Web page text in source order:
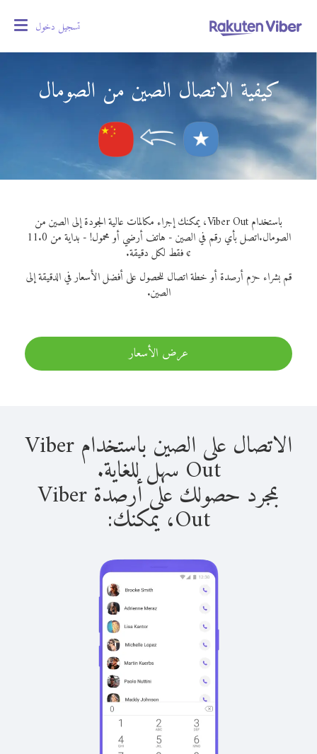
تسجيل دخول
كيفية الاتصال الصين من الصومال
باستخدام Viber Out، يمكنك إجراء مكالمات عالية الجودة إلى الصين من
الصومال.
اتصل بأي رقم في الصين - هاتف أرضي أو محمول! - بداية من 11.0
¢ فقط لكل دقيقة.
قم بشراء حزم أرصدة أو خطة اتصال للحصول على أفضل الأسعار في الدقيقة إلى
الصين.
عرض الأسعار
الاتصال على الصين باستخدام Viber
Out سهل للغاية.
بمجرد حصولك على أرصدة Viber
Out، يمكنك: